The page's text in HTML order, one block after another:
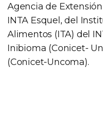
Agencia de
INTA Esquel, del
Alimentos (ITA) del
Inibioma (Conicet-
(Conicet-Uncoma).